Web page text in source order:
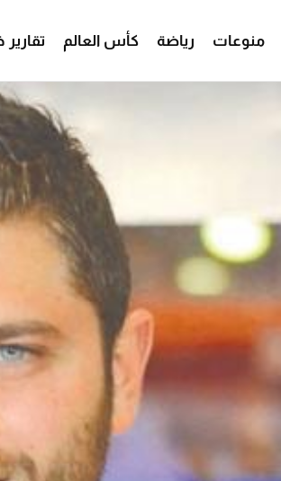
منوعات رياضة كأس العالم